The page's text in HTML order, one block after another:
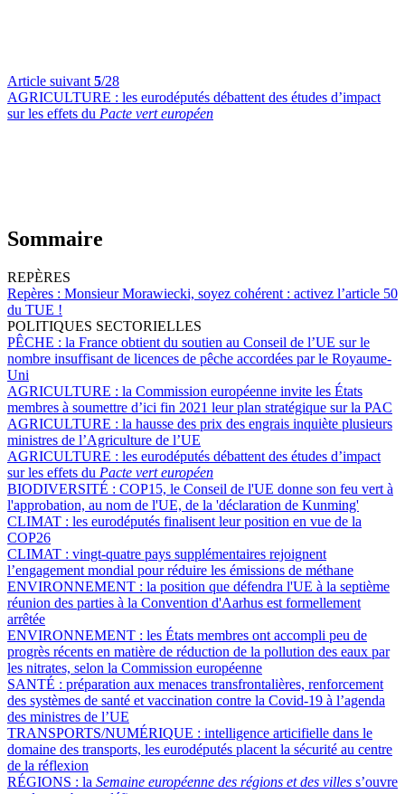
Article suivant 5/28
AGRICULTURE : les eurodéputés débattent des études d’impact
sur les effets du Pacte vert européen
Sommaire
REPÈRES
Repères : Monsieur Morawiecki, soyez cohérent : activez l’article 50
du TUE !
POLITIQUES SECTORIELLES
PÊCHE : la France obtient du soutien au Conseil de l’UE sur le
nombre insuffisant de licences de pêche accordées par le Royaume-
Uni
AGRICULTURE : la Commission européenne invite les États
membres à soumettre d’ici fin 2021 leur plan stratégique sur la PAC
AGRICULTURE : la hausse des prix des engrais inquiète plusieurs
ministres de l’Agriculture de l’UE
AGRICULTURE : les eurodéputés débattent des études d’impact
sur les effets du Pacte vert européen
BIODIVERSITÉ : COP15, le Conseil de l'UE donne son feu vert à
l'approbation, au nom de l'UE, de la 'déclaration de Kunming'
CLIMAT : les eurodéputés finalisent leur position en vue de la
COP26
CLIMAT : vingt-quatre pays supplémentaires rejoignent
l’engagement mondial pour réduire les émissions de méthane
ENVIRONNEMENT : la position que défendra l'UE à la septième
réunion des parties à la Convention d'Aarhus est formellement
arrêtée
ENVIRONNEMENT : les États membres ont accompli peu de
progrès récents en matière de réduction de la pollution des eaux par
les nitrates, selon la Commission européenne
SANTÉ : préparation aux menaces transfrontalières, renforcement
des systèmes de santé et vaccination contre la Covid-19 à l’agenda
des ministres de l’UE
TRANSPORTS/NUMÉRIQUE : intelligence articifielle dans le
domaine des transports, les eurodéputés placent la sécurité au centre
de la réflexion
RÉGIONS : la Semaine européenne des régions et des villes s’ouvre